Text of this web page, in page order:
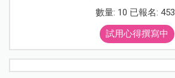
數量: 10 已報名: 453
試用心得撰寫中